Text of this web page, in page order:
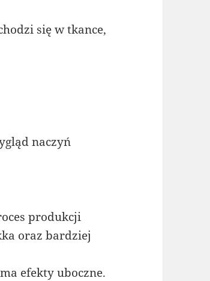
się w tkance,
naczyń
produkcji
oraz bardziej
efekty uboczne.